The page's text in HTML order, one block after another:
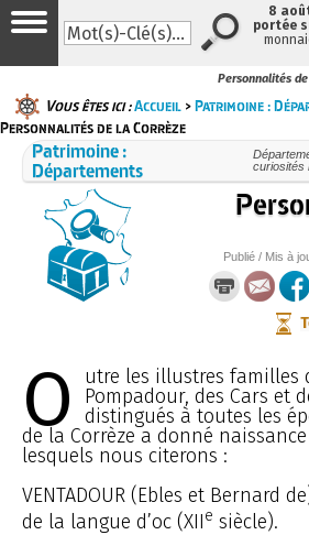
Personnalités
Vous êtes ici :Accueil >Patrimoine :
Personnalités de la Corrèze
Patrimoine :
Départements
curiosités
Publié / Mis à
O
utre les illustres familles
Pompadour, des Cars et
distingués à toutes les
de la Corrèze a donné
lesquels nous citerons :
VENTADOUR (Ebles et Bernard
de la langue d’oc (XIIe siècle).
8
portée